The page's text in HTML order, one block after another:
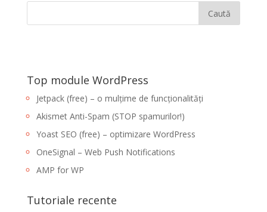
Top module WordPress
Jetpack (free) – o mulțime de funcționalități
Akismet Anti-Spam (STOP spamurilor!)
Yoast SEO (free) – optimizare WordPress
OneSignal – Web Push Notifications
AMP for WP
Tutoriale recente